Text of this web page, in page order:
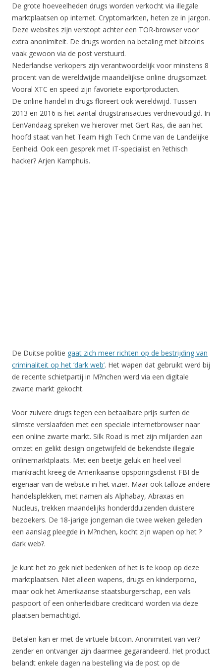
De grote hoeveelheden drugs worden verkocht via illegale
marktplaatsen op internet. Cryptomarkten, heten ze in jargon.
Deze websites zijn verstopt achter een TOR-browser voor
extra anonimiteit. De drugs worden na betaling met bitcoins
vaak gewoon via de post verstuurd.
Nederlandse verkopers zijn verantwoordelijk voor minstens 8
procent van de wereldwijde maandelijkse online drugsomzet.
Vooral XTC en speed zijn favoriete exportproducten.
De online handel in drugs floreert ook wereldwijd. Tussen
2013 en 2016 is het aantal drugstransacties verdrievoudigd. In
EenVandaag spreken we hierover met Gert Ras, die aan het
hoofd staat van het Team High Tech Crime van de Landelijke
Eenheid. Ook een gesprek met IT-specialist en ?ethisch
hacker? Arjen Kamphuis.
De Duitse politie gaat zich meer richten op de bestrijding van
criminaliteit op het ‘dark web’. Het wapen dat gebruikt werd bij
de recente schietpartij in M?nchen werd via een digitale
zwarte markt gekocht.
Voor zuivere drugs tegen een betaalbare prijs surfen de
slimste verslaafden met een speciale internetbrowser naar
een online zwarte markt. Silk Road is met zijn miljarden aan
omzet en gelikt design ongetwijfeld de bekendste illegale
onlinemarktplaats. Met een beetje geluk en heel veel
mankracht kreeg de Amerikaanse opsporingsdienst FBI de
eigenaar van de website in het vizier. Maar ook talloze andere
handelsplekken, met namen als Alphabay, Abraxas en
Nucleus, trekken maandelijks honderdduizenden duistere
bezoekers. De 18-jarige jongeman die twee weken geleden
een aanslag pleegde in M?nchen, kocht zijn wapen op het ?
dark web?.
Je kunt het zo gek niet bedenken of het is te koop op deze
marktplaatsen. Niet alleen wapens, drugs en kinderporno,
maar ook het Amerikaanse staatsburgerschap, een vals
paspoort of een onherleidbare creditcard worden via deze
plaatsen bemachtigd.
Betalen kan er met de virtuele bitcoin. Anonimiteit van ver?
zender en ontvanger zijn daarmee gegarandeerd. Het product
belandt enkele dagen na bestelling via de post op de